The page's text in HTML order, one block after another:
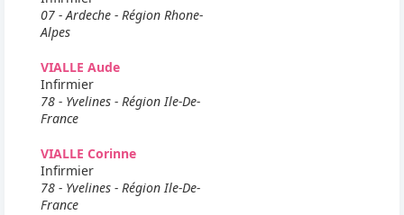
07 - Ardeche - Région Rhone-
Alpes
VIALLE Aude
Infirmier
78 - Yvelines - Région Ile-De-
France
VIALLE Corinne
Infirmier
78 - Yvelines - Région Ile-De-
France